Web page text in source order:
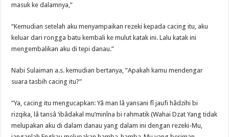
masuk ke dalamnya,”
“Kemudian setelah aku menyampaikan rezeki kepada cacing itu, aku
keluar dari rongga batu kembali ke mulut katak ini. Lalu katak ini
mengembalikan aku di tepi danau.”
Nabi Sulaiman a.s. kemudian bertanya, ”Apakah kamu mendengar
suara tasbih cacing itu?”
”Ya, cacing itu mengucapkan: Yâ man lâ yansani fî jaufi hâdzihi bi
rizqika, lâ tansâ ‘ibâdakal mu’minîna bi rahmatik (Wahai Dzat Yang tidak
melupakan aku di dalam danau yang dalam ini dengan rezeki-Mu,